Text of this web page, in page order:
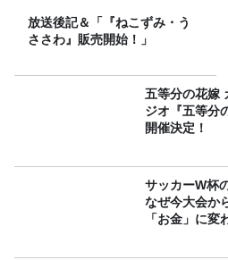
放送後記＆「『ねこずみ・う
ささわ』販売開始！」
五等分の花嫁
ジオ『五等分
開催決定！
サッカーW杯
なぜ今大会か
「お金」に変